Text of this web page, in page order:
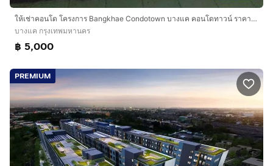
ให้เช่าคอนโด โครงการ Bangkhae Condotown บางแค คอนโดทาวน์ ราคาเพียง 5,000บาทต่อเดือน
บางแค กรุงเทพมหานคร
฿ 5,000
PREMIUM